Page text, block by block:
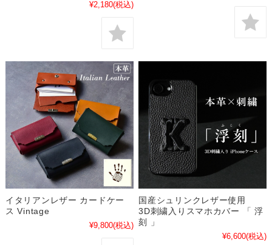
¥2,180(税込)
イタリアンレザー カードケー
ス Vintage
¥9,800(税込)
国産シュリンクレザー使用
3D刺繍入りスマホカバー 「 浮
刻 」
¥6,600(税込)